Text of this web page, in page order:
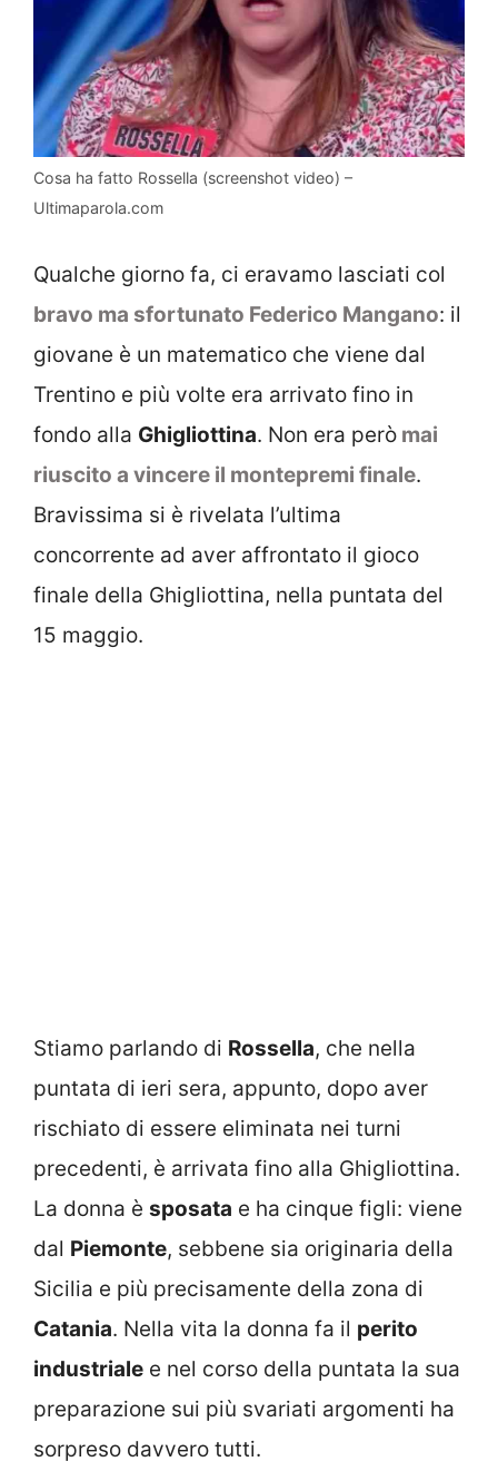
Cosa ha fatto Rossella (screenshot video) –
Ultimaparola.com
Qualche giorno fa, ci eravamo lasciati col
bravo ma sfortunato Federico Mangano: il
giovane è un matematico che viene dal
Trentino e più volte era arrivato fino in
fondo alla Ghigliottina. Non era però mai
riuscito a vincere il montepremi finale.
Bravissima si è rivelata l’ultima
concorrente ad aver affrontato il gioco
finale della Ghigliottina, nella puntata del
15 maggio.
Stiamo parlando di Rossella, che nella
puntata di ieri sera, appunto, dopo aver
rischiato di essere eliminata nei turni
precedenti, è arrivata fino alla Ghigliottina.
La donna è sposata e ha cinque figli: viene
dal Piemonte, sebbene sia originaria della
Sicilia e più precisamente della zona di
Catania. Nella vita la donna fa il perito
industriale e nel corso della puntata la sua
preparazione sui più svariati argomenti ha
sorpreso davvero tutti.